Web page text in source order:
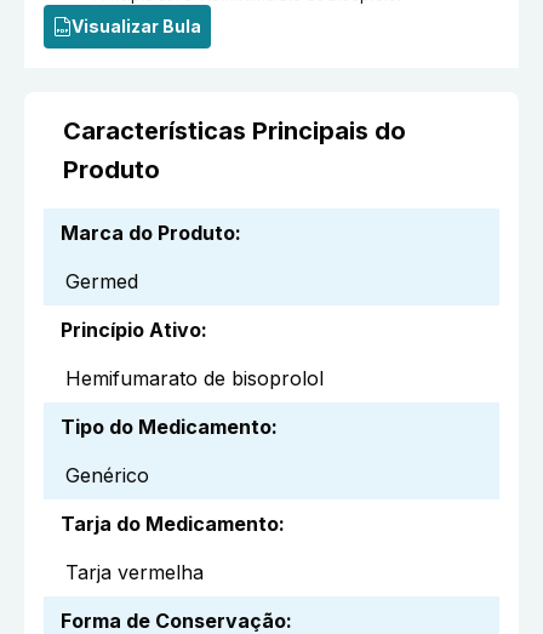
Visualizar Bula
Características Principais do
Produto
Marca do Produto:
Germed
Princípio Ativo:
Hemifumarato de bisoprolol
Tipo do Medicamento:
Genérico
Tarja do Medicamento:
Tarja vermelha
Forma de Conservação: